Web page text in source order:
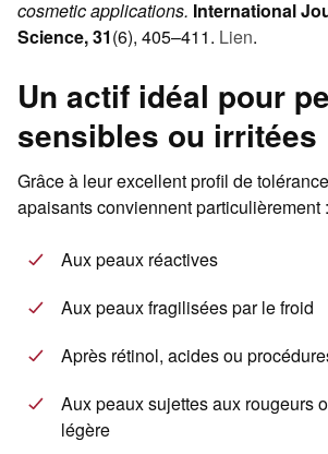
cosmetic applications. International
Science, 31(6), 405–411. Lien.
Un actif idéal pour
sensibles ou irritées
Grâce à leur excellent profil de
apaisants conviennent particulièrement :
Aux peaux réactives
Aux peaux fragilisées par le froid
Après rétinol, acides ou
Aux peaux sujettes aux rougeurs
légère